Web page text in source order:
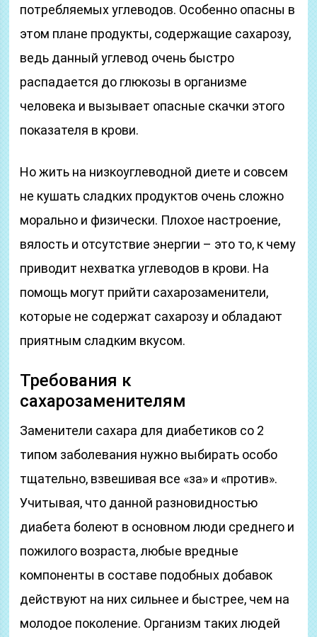
потребляемых углеводов. Особенно опасны в
этом плане продукты, содержащие сахарозу,
ведь данный углевод очень быстро
распадается до глюкозы в организме
человека и вызывает опасные скачки этого
показателя в крови.
Но жить на низкоуглеводной диете и совсем
не кушать сладких продуктов очень сложно
морально и физически. Плохое настроение,
вялость и отсутствие энергии – это то, к чему
приводит нехватка углеводов в крови. На
помощь могут прийти сахарозаменители,
которые не содержат сахарозу и обладают
приятным сладким вкусом.
Требования к
сахарозаменителям
Заменители сахара для диабетиков со 2
типом заболевания нужно выбирать особо
тщательно, взвешивая все «за» и «против».
Учитывая, что данной разновидностью
диабета болеют в основном люди среднего и
пожилого возраста, любые вредные
компоненты в составе подобных добавок
действуют на них сильнее и быстрее, чем на
молодое поколение. Организм таких людей